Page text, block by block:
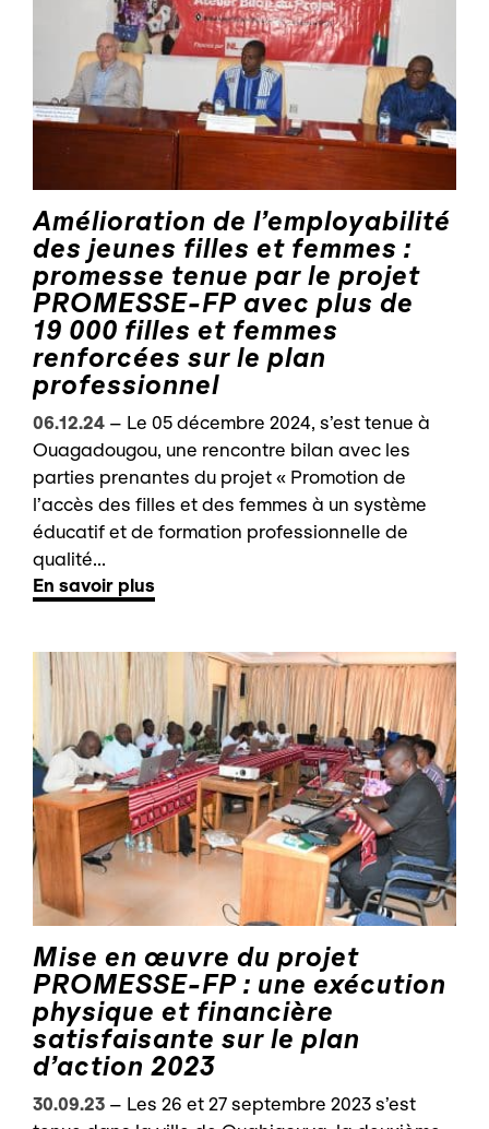
Amélioration de l’employabilité
des jeunes filles et femmes :
promesse tenue par le projet
PROMESSE-FP avec plus de
19 000 filles et femmes
renforcées sur le plan
professionnel
06.12.24 – Le 05 décembre 2024, s’est tenue à
Ouagadougou, une rencontre bilan avec les
parties prenantes du projet « Promotion de
l’accès des filles et des femmes à un système
éducatif et de formation professionnelle de
qualité...
En savoir plus
Mise en œuvre du projet
PROMESSE-FP : une exécution
physique et financière
satisfaisante sur le plan
d’action 2023
30.09.23 – Les 26 et 27 septembre 2023 s’est